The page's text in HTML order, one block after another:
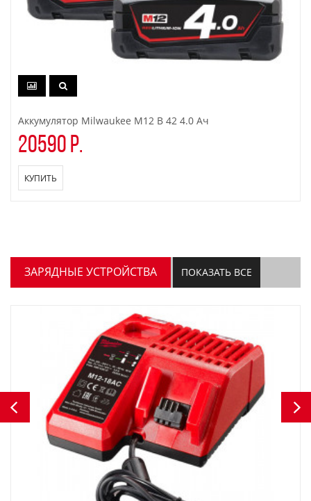
Аккумулятор Milwaukee M12 B 42 4.0 Ач
20590 р.
КУПИТЬ
ЗАРЯДНЫЕ УСТРОЙСТВА ПОКАЗАТЬ ВСЕ